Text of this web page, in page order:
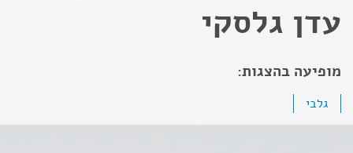
עדן גלסקי
מופיעה בהצגות:
גלבי